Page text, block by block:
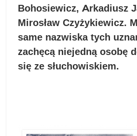
Bohosiewicz, Arkadiusz
Mirosław Czyżykiewicz.
same nazwiska tych
zachęcą niejedną osobę
się ze słuchowiskiem.